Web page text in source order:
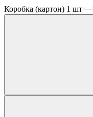
Коробка (картон) 1 шт —